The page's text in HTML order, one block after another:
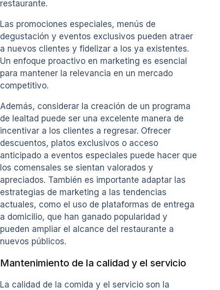
restaurante.
Las promociones especiales, menús de
degustación y eventos exclusivos pueden atraer
a nuevos clientes y fidelizar a los ya existentes.
Un enfoque proactivo en marketing es esencial
para mantener la relevancia en un mercado
competitivo.
Además, considerar la creación de un programa
de lealtad puede ser una excelente manera de
incentivar a los clientes a regresar. Ofrecer
descuentos, platos exclusivos o acceso
anticipado a eventos especiales puede hacer que
los comensales se sientan valorados y
apreciados. También es importante adaptar las
estrategias de marketing a las tendencias
actuales, como el uso de plataformas de entrega
a domicilio, que han ganado popularidad y
pueden ampliar el alcance del restaurante a
nuevos públicos.
Mantenimiento de la calidad y el servicio
La calidad de la comida y el servicio son la